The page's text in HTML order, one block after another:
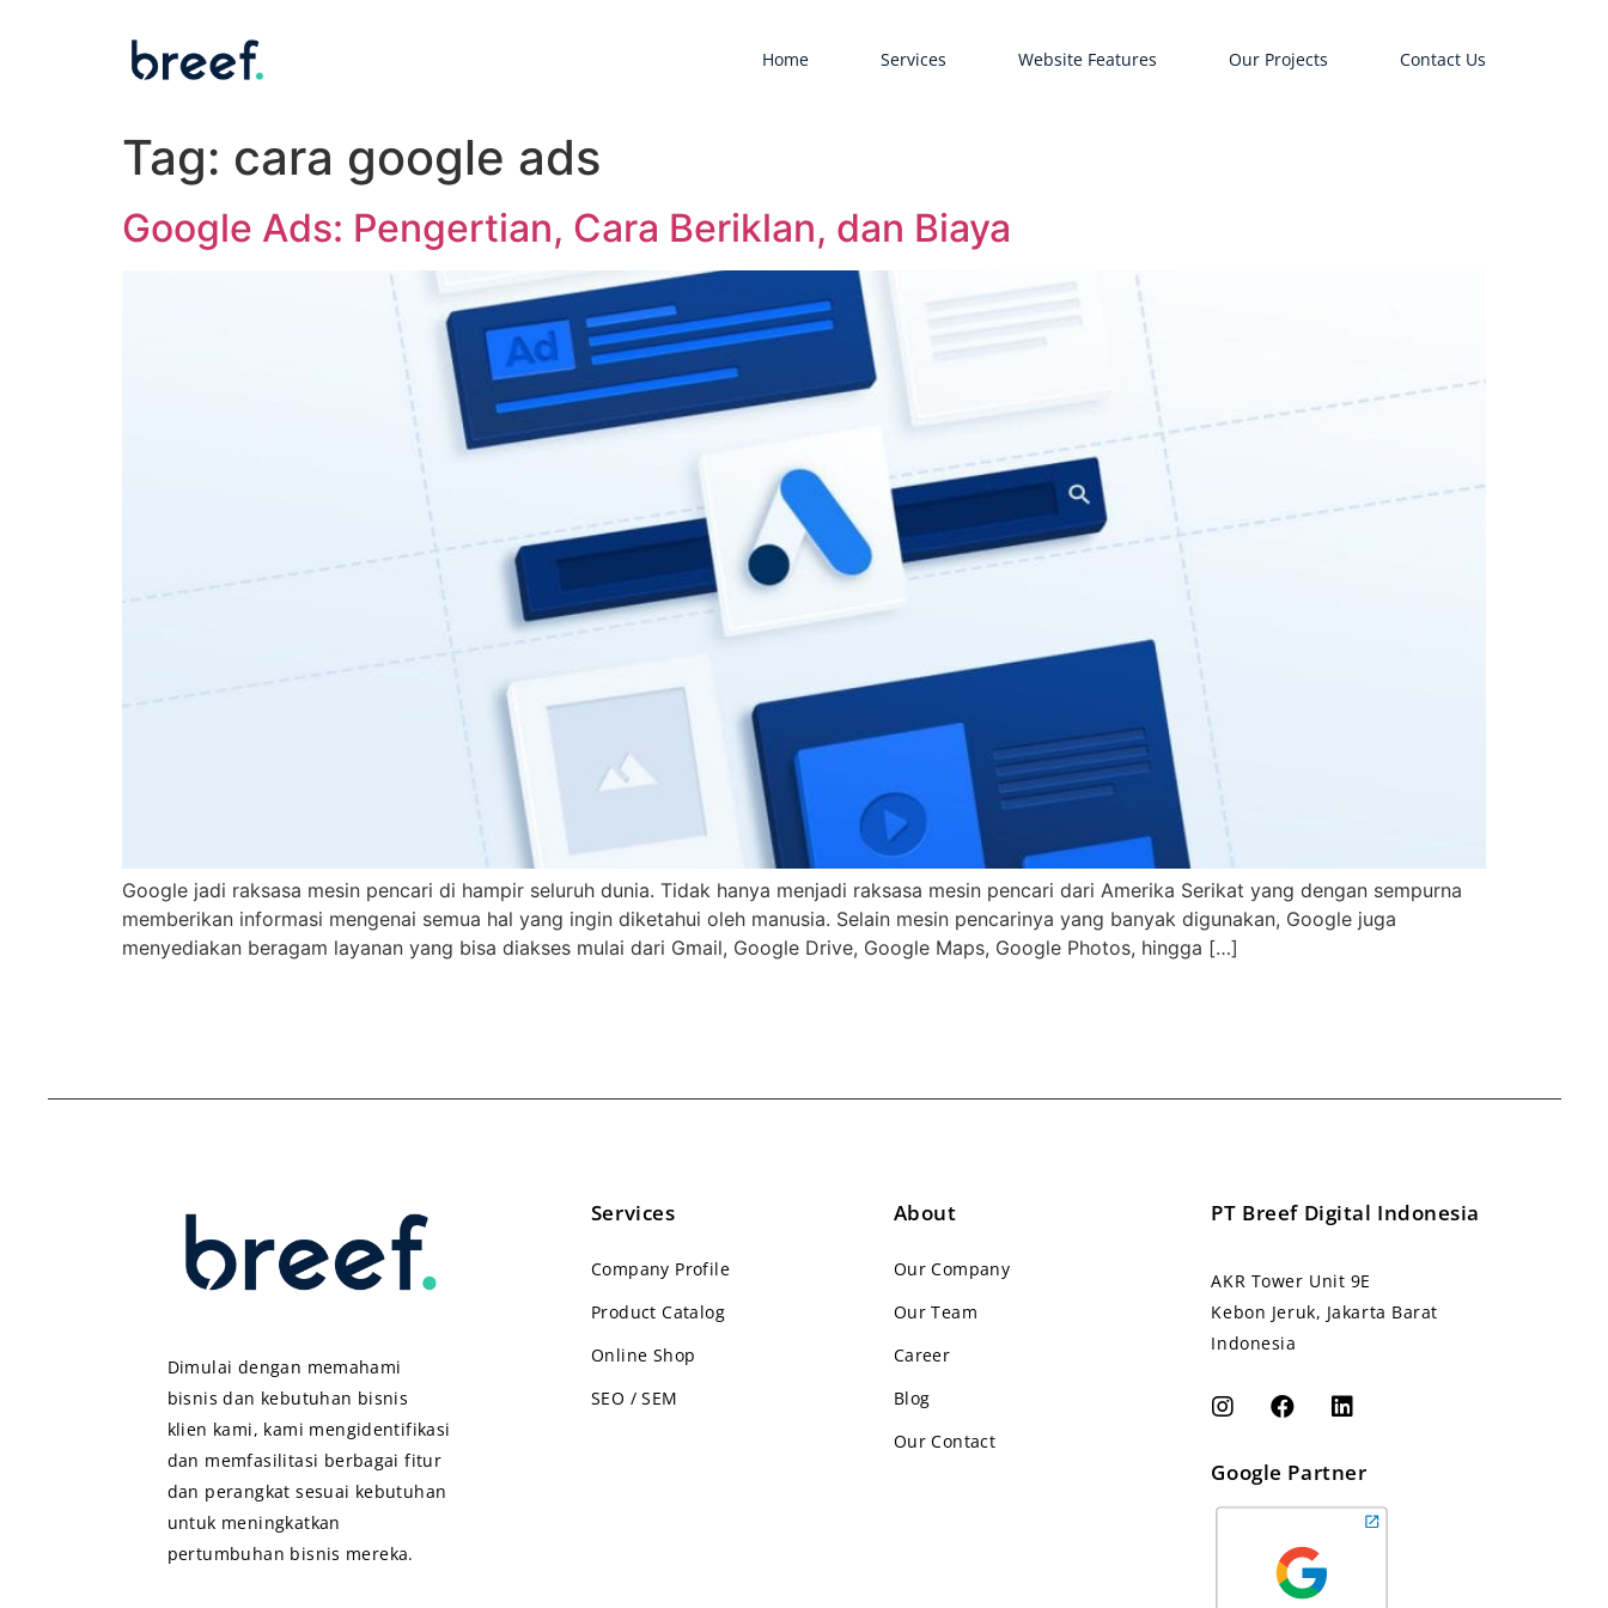
Home Services Website Features Our Projects Contact Us
Tag: cara google ads
Google Ads: Pengertian, Cara Beriklan, dan Biaya
Google jadi raksasa mesin pencari di hampir seluruh dunia. Tidak hanya menjadi raksasa mesin pencari dari Amerika Serikat yang dengan sempurna
memberikan informasi mengenai semua hal yang ingin diketahui oleh manusia. Selain mesin pencarinya yang banyak digunakan, Google juga
menyediakan beragam layanan yang bisa diakses mulai dari Gmail, Google Drive, Google Maps, Google Photos, hingga […]
Dimulai dengan memahami
bisnis dan kebutuhan bisnis
klien kami, kami mengidentifikasi
dan memfasilitasi berbagai fitur
dan perangkat sesuai kebutuhan
untuk meningkatkan
pertumbuhan bisnis mereka.
Services
Company Profile
Product Catalog
Online Shop
SEO / SEM
About
Our Company
Our Team
Career
Blog
Our Contact
PT Breef Digital Indonesia
AKR Tower Unit 9E
Kebon Jeruk, Jakarta Barat
Indonesia
Google Partner